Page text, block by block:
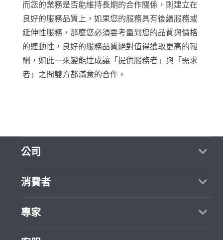
而您的業務是否能維持長期的合作關係，則建立在
良好的服務品質上，如果您的服務具有後續服務或
延伸性服務，那麼您必須要考量到您的品質與價格
的連動性，良好的服務品質絕對值得獲取更高的報
酬，如此一來變能達成讓「提供服務者」與「需求
者」之間雙方都滿意的合作。
公司
關於我們
部落格
加入我們
消費者
買服務
專家
找案件